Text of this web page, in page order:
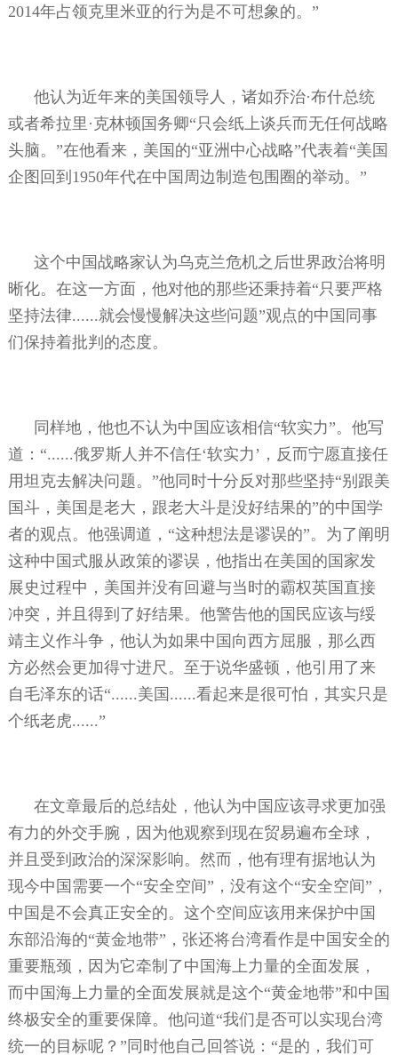
2014年占领克里米亚的行为是不可想象的。”
他认为近年来的美国领导人，诸如乔治·布什总统
或者希拉里·克林顿国务卿“只会纸上谈兵而无任何战略
头脑。”在他看来，美国的“亚洲中心战略”代表着“美国
企图回到 1950年代在中国周边制造包围圈的举动。”
这个中国战略家认为乌克兰危机之后世界政治将明
晰化。在这一方面，他对他的那些还秉持着“只要严格
坚持法律......就会慢慢解决这些问题”观点的中国同事
们保持着批判的态度。
同样地，他也不认为中国应该相信“软实力”。他写
道：“......俄罗斯人并不信任‘软实力’，反而宁愿直接任
用坦克去解决问题。”他同时十分反对那些坚持“别跟美
国斗，美国是老大，跟老大斗是没好结果的”的中国学
者的观点。他强调道，“这种想法是谬误的”。为了阐明
这种中国式服从政策的谬误，他指出在美国的国家发
展史过程中，美国并没有回避与当时的霸权英国直接
冲突，并且得到了好结果。他警告他的国民应该与绥
靖主义作斗争，他认为如果中国向西方屈服，那么西
方必然会更加得寸进尺。至于说华盛顿，他引用了来
自毛泽东的话“......美国 ......看起来是很可怕，其实只是
个纸老虎......”
在文章最后的总结处，他认为中国应该寻求更加强
有力的外交手腕，因为他观察到现在贸易遍布全球，
并且受到政治的深深影响。然而，他有理有据地认为
现今中国需要一个“安全空间”，没有这个“安全空间”，
中国是不会真正安全的。这个空间应该用来保护中国
东部沿海的“黄金地带”，张还将台湾看作是中国安全的
重要瓶颈，因为它牵制了中国海上力量的全面发展，
而中国海上力量的全面发展就是这个“黄金地带”和中国
终极安全的重要保障。他问道“我们是否可以实现台湾
统一的目标呢？”同时他自己回答说：“是的，我们可